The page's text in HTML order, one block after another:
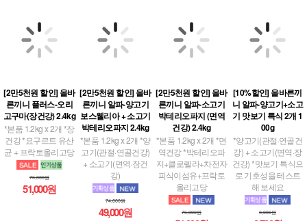
[2만5천원 할인] 올바
른끼니 플러스-오리
고구마(장건강) 2.4kg
*본품 1.2kg x 2개 *장
건강 *요구르트 유산
균 + 프락토올리고당
76,000원
51,000원
[2만5천원 할인] 올바
른끼니 알파-양고기
보스웰리아 + 소고기
박테리오파지 2.4kg
*본품 1.2kg x 2개 *양
고기(관절·연골건강)
+ 소고기(면역·장건
강)
74,000원
49,000원
[2만5천원 할인] 올바
른끼니 알파-소고기
박테리오파지 (면역
건강) 2.4kg
*본품 1.2kg x 2개 *면
역건강 *박테리오파
지+클로렐라+차전자
피식이섬유+프락토
올리고당
76,000원
[10%할인] 올바른끼
니 알파-양고기+소고
기 맛보기 특식 2개 1
00g
*양고기(관절·연골건
강) + 소고기(면역·장
건강) *맛보기 특식으
로 기호성을 테스트
해 보세요
3,000원